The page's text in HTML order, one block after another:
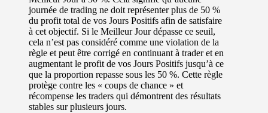
journée de trading ne doit représenter plus de 50 %
du profit total de vos Jours Positifs afin de satisfaire
à cet objectif. Si le Meilleur Jour dépasse ce seuil,
cela n’est pas considéré comme une violation de la
règle et peut être corrigé en continuant à trader et en
augmentant le profit de vos Jours Positifs jusqu’à ce
que la proportion repasse sous les 50 %. Cette règle
protège contre les « coups de chance » et
récompense les traders qui démontrent des résultats
stables sur plusieurs jours.